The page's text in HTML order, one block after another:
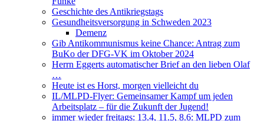
Geschichte des Antikriegstags
Gesundheitsversorgung in Schweden 2023
Demenz
Gib Antikommunismus keine Chance: Antrag zum
BuKo der DFG-VK im Oktober 2024
Herrn Eggerts automatischer Brief an den lieben Olaf
…
Heute ist es Horst, morgen vielleicht du
IL/MLPD-Flyer: Gemeinsamer Kampf um jeden
Arbeitsplatz – für die Zukunft der Jugend!
immer wieder freitags: 13.4, 11.5, 8.6: MLPD zum